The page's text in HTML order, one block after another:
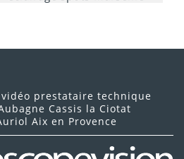
prestataire technique
Cassis la Ciotat
Aix en Provence